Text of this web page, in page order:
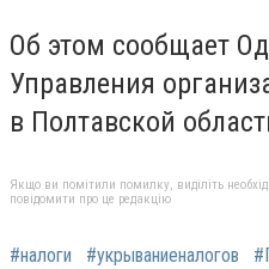
Об этом сообщает
Управления
в Полтавской
Якщо ви помітили помилку, виділіть
повідомити про це редакцію
#налоги #укрываниеналогов